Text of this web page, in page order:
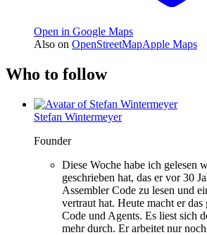
Open in Google Maps
Also on OpenStreetMapApple Maps
Who to follow
Stefan Wintermeyer
Founder
Diese Woche habe ich gelesen
geschrieben hat, das er vor 30
Assembler Code zu lesen und
vertraut hat. Heute macht er
Code und Agents. Es liest sich
mehr durch. Er arbeitet nur